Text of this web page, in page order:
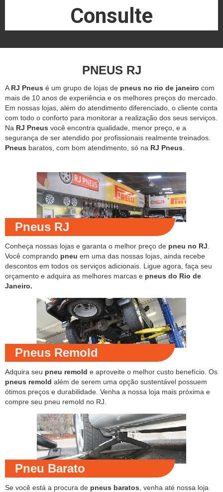
Consulte
PNEUS RJ
A RJ Pneus é um grupo de lojas de pneus no rio de janeiro com
mais de 10 anos de experiência e os melhores preços do mercado.
Em nossas lojas, além do atendimento diferenciado, o cliente conta
com todo o conforto para monitorar a realização dos seus serviços.
Na RJ Pneus você encontra qualidade, menor preço, e a
segurança de ser atendido por profissionais realmente treinados.
Pneus baratos, com bom atendimento, só na RJ Pneus
Pneus RJ
Conheça nossas lojas e garanta o melhor preço de pneu no RJ
Você comprando pneu em uma das nossas lojas, ainda recebe
descontos em todos os serviços adicionais. Ligue agora, faça seu
orçamento e adquira as melhores marcas e pneus do Rio de
Janeiro.
Pneus Remold
Adquira seu pneu remold e aproveite o melhor custo benefício. Os
pneus remold além de serem uma opção sustentável possuem
ótimos preços e durabilidade. Venha a nossa loja mais próxima e
compre seu pneu remold no RJ.
Pneu Barato
Se você está a procura de pneus baratos , venha até nossa loja